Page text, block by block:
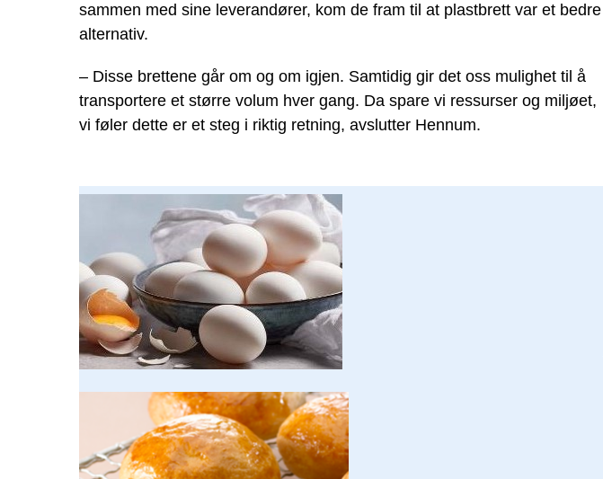
sammen med sine leverandører, kom de fram til at plastbrett var et bedre
alternativ.
– Disse brettene går om og om igjen. Samtidig gir det oss mulighet til å
transportere et større volum hver gang. Da spare vi ressurser og miljøet,
vi føler dette er et steg i riktig retning, avslutter Hennum.